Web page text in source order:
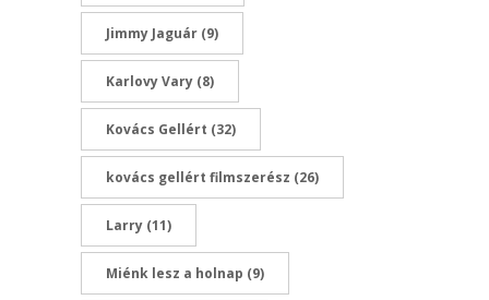
Jimmy Jaguár (9)
Karlovy Vary (8)
Kovács Gellért (32)
kovács gellért filmszerész (26)
Larry (11)
Miénk lesz a holnap (9)